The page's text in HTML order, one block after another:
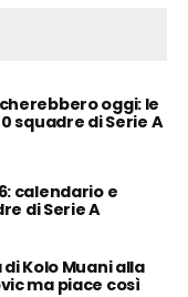
oggi: le
squadre di Serie A
calendario e
di Serie A
Kolo Muani alla
ma piace così